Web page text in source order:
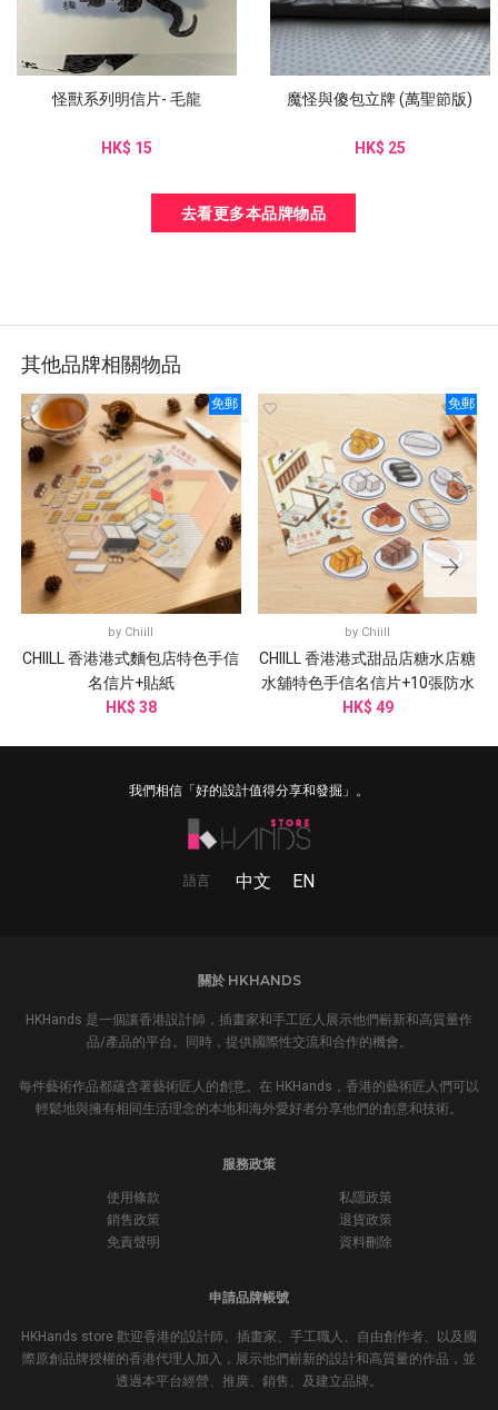
怪獸系列明信片- 毛龍
HK$ 15
魔怪與傻包立牌 (萬聖節版)
HK$ 25
去看更多本品牌物品
其他品牌相關物品
免郵
by Chiill
CHIILL 香港港式麵包店特色手信
名信片+貼紙
HK$ 38
免郵
by Chiill
CHIILL 香港港式甜品店糖水店糖
水舖特色手信名信片+10張防水
貼紙
HK$ 49
我們相信「好的設計值得分享和發掘」。
語言 中文 EN
關於 HKHANDS
HKHands 是一個讓香港設計師，插畫家和手工匠人展示他們嶄新和高質量作
品/產品的平台。同時，提供國際性交流和合作的機會。
每件藝術作品都蘊含著藝術匠人的創意。在 HKHands，香港的藝術匠人們可以
輕鬆地與擁有相同生活理念的本地和海外愛好者分享他們的創意和技術。
服務政策
使用條款
私隱政策
銷售政策
退貨政策
免責聲明
資料刪除
申請品牌帳號
HKHands store 歡迎香港的設計師、插畫家、手工職人、自由創作者、以及國
際原創品牌授權的香港代理人加入，展示他們嶄新的設計和高質量的作品，並
透過本平台經營、推廣、銷售、及建立品牌。